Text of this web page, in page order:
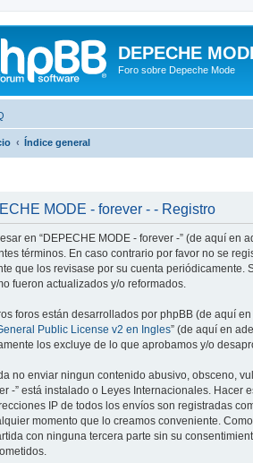
DEPECHE
Foro sobre Depeche Mode
Índice general
MODE - forever - - Registro
en “DEPECHE MODE - forever -” (de aquí en
términos. En caso contrario por favor no se
que los revisase por su cuenta periódicamente.
fueron actualizados y/o reformados.
foros están desarrollados por phpBB (de aquí en
Public License v2 en Ingles” (de aquí en
los excluye de lo que aprobamos y/o
no enviar ningun contenido abusivo, obsceno,
-” está instalado o Leyes Internacionales.
IP de todos los envíos son registradas
momento que lo creamos conveniente.
con ninguna tercera parte sin su